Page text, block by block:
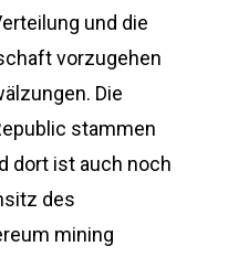
und die
vorzugehen
Die
stammen
dort ist auch noch
des
mining